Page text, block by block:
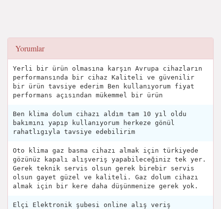
Yorumlar
Yerli bir ürün olmasına karşın Avrupa cihazların
performansında bir cihaz Kaliteli ve güvenilir
bir ürün tavsiye ederim Ben kullanıyorum fiyat
performans açısından mükemmel bir ürün
Ben klima dolum cihazı aldım tam 10 yıl oldu
bakımını yapıp kullanıyorum herkeze gönül
rahatlıgıyla tavsiye edebilirim
Oto klima gaz basma cihazı almak için türkiyede
gözünüz kapalı alışveriş yapabileceğiniz tek yer.
Gerek teknik servis olsun gerek birebir servis
olsun gayet güzel ve kaliteli. Gaz dolum cihazı
almak için bir kere daha düşünmenize gerek yok.
Elçi Elektronik şubesi online alış veriş